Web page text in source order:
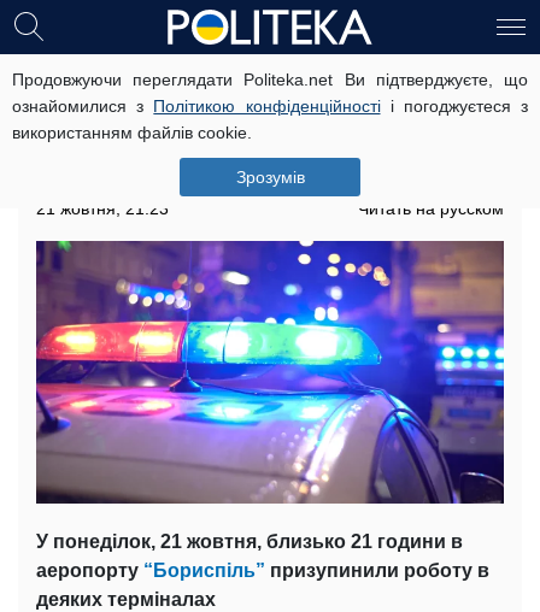
Продовжуючи переглядати Politeka.net Ви підтверджуєте, що
ознайомилися з Політикою конфіденційностіі погоджуєтеся з
використанням файлів cookie.
Зрозумів
НП в аеропорту “Бориспіль”:
робота зупинилася через викид
отрути, термінове повідомлення
21 жовтня, 21:23 Читать на русском
У понеділок, 21 жовтня, близько 21 години в
аеропорту “Бориспіль” призупинили роботу в
деяких терміналах